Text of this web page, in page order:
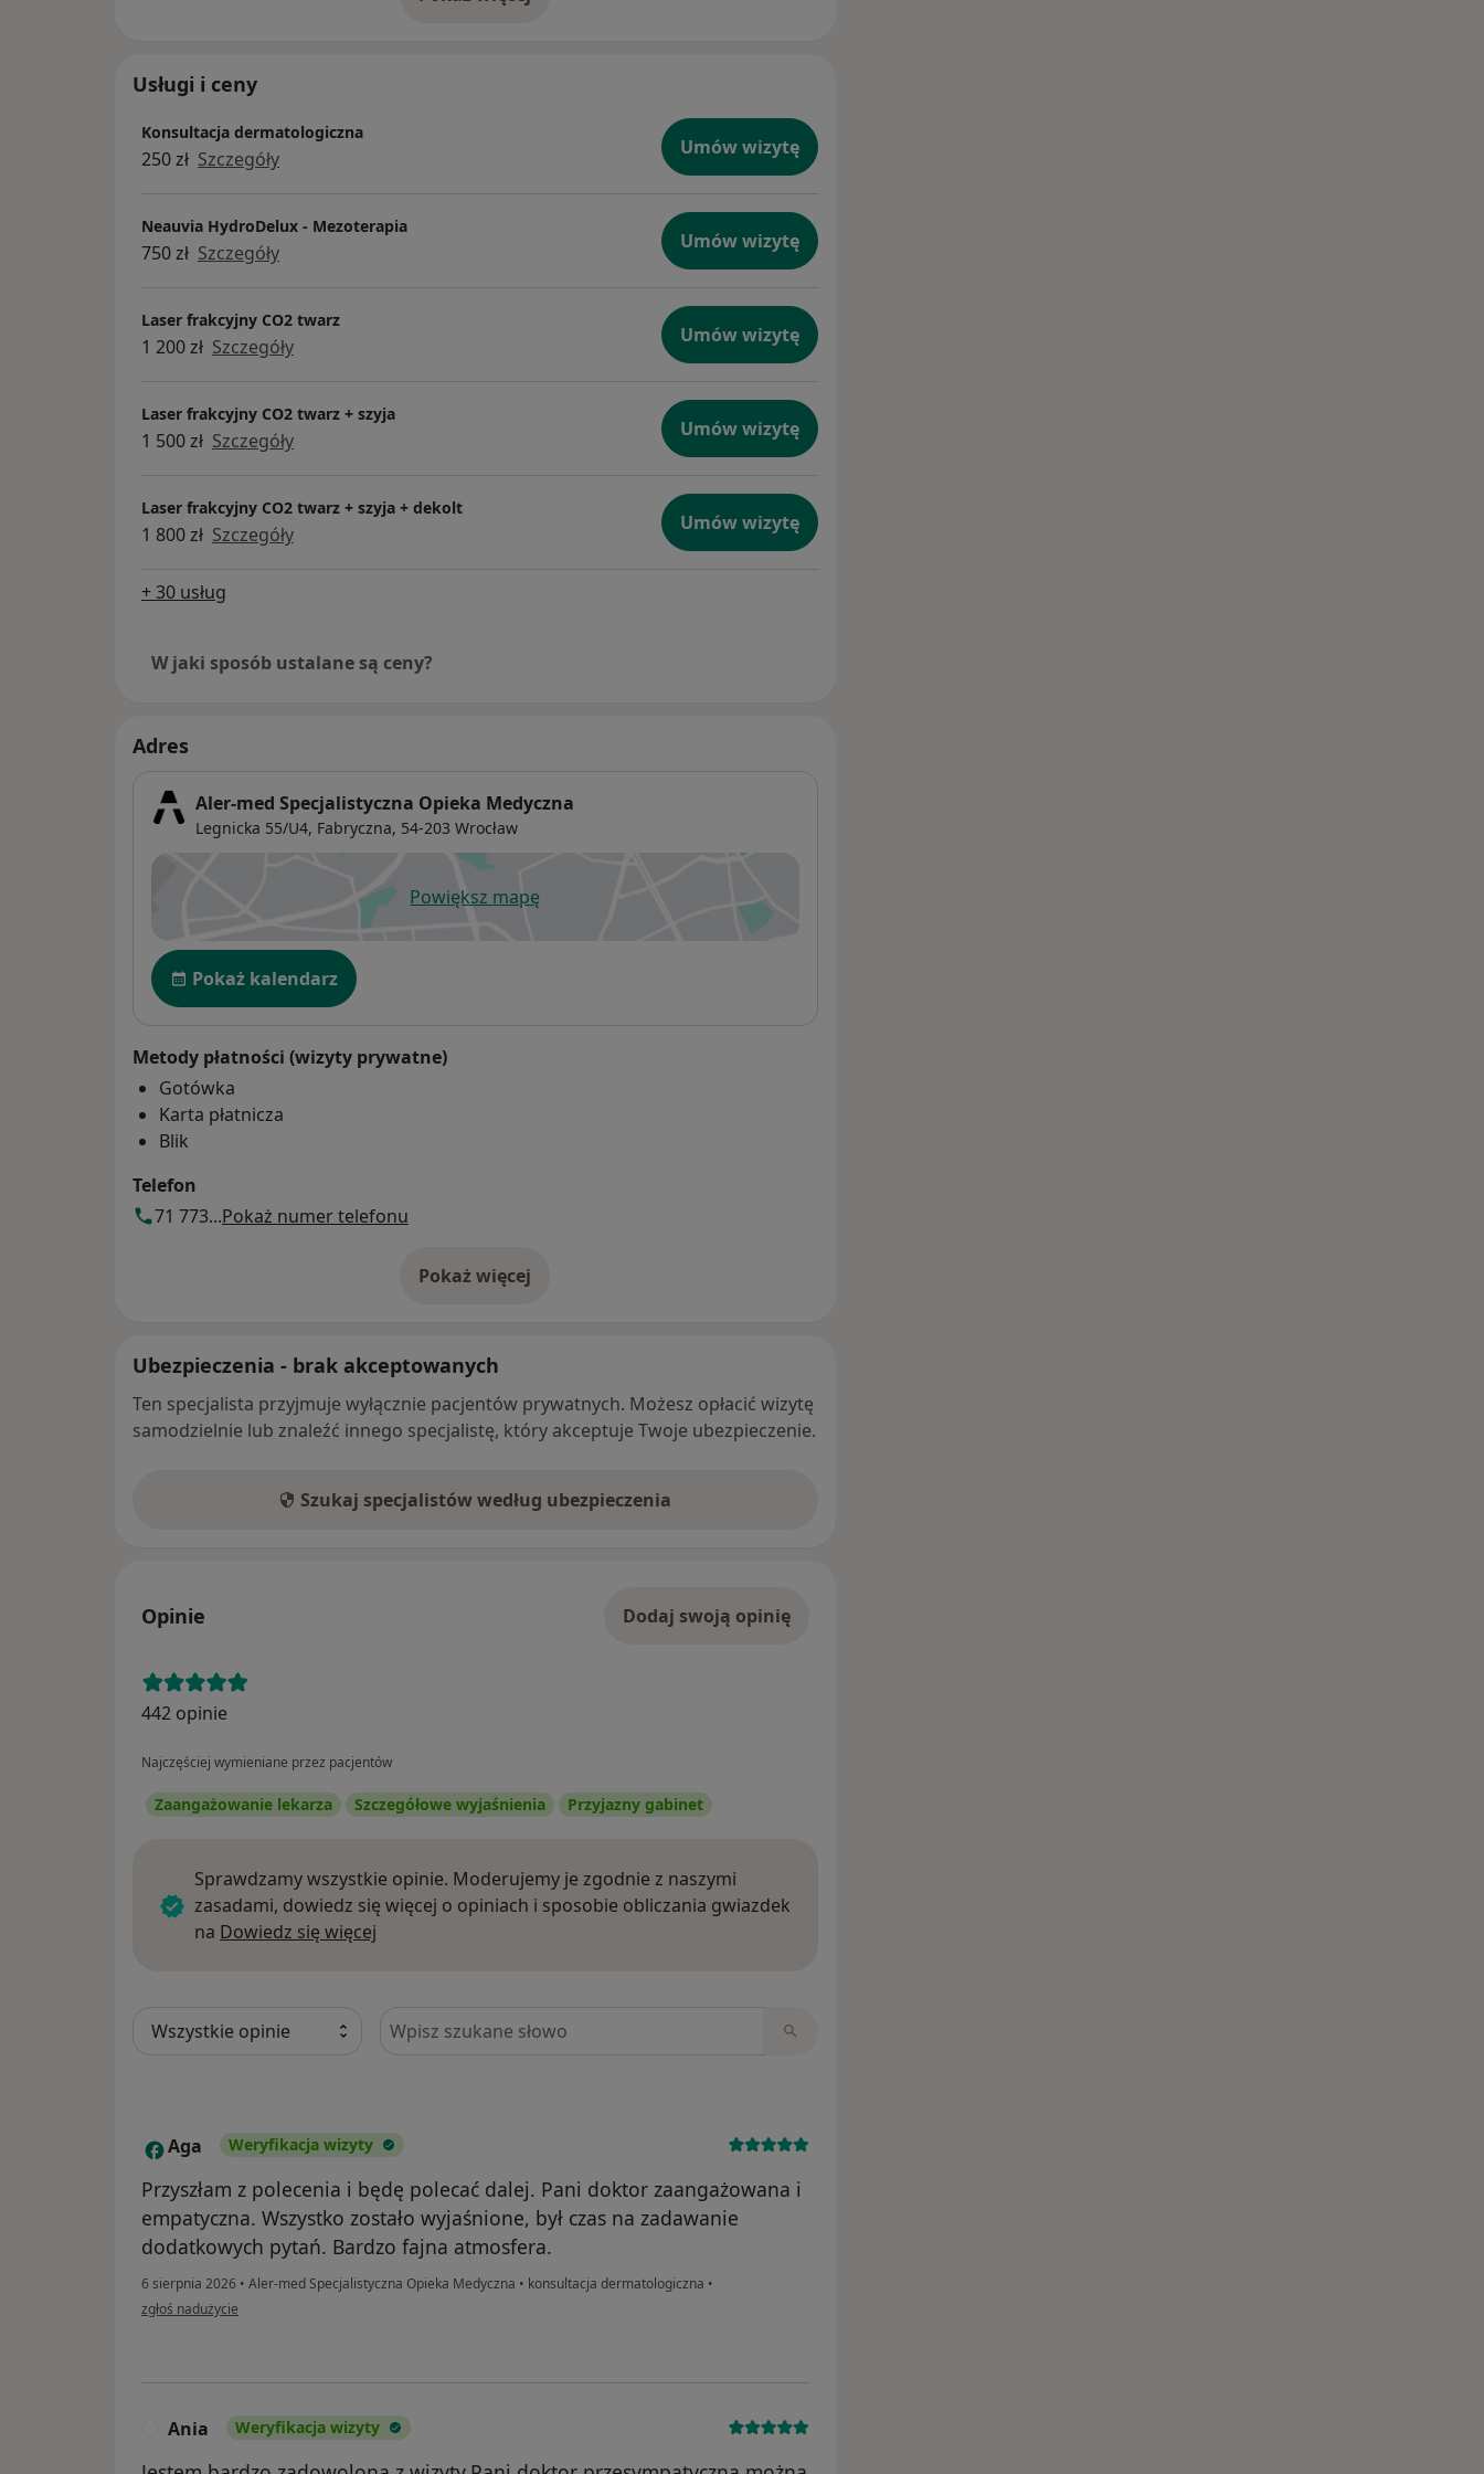
o doświadczeniu
Usługi i ceny
Konsultacja dermatologiczna
250 zł Szczegóły Umów wizytę
Neauvia HydroDelux - Mezoterapia
750 zł Szczegóły Umów wizytę
Laser frakcyjny CO2 twarz
1 200 zł Szczegóły Umów wizytę
Laser frakcyjny CO2 twarz + szyja
1 500 zł Szczegóły Umów wizytę
Laser frakcyjny CO2 twarz + szyja + dekolt
1 800 zł Szczegóły Umów wizytę
+ 30 usług
W jaki sposób ustalane są ceny?
Adres
Aler-med Specjalistyczna Opieka Medyczna
Legnicka 55/U4, Fabryczna, 54-203 Wrocław
Powiększ mapęotwiera się w nowej karcie
Dostępność
Pokaż kalendarz
Metody płatności (wizyty prywatne)
Gotówka
Karta płatnicza
Blik
Telefon
71 773...Pokaż numer telefonu
Pokaż więcej
o adresie
Ubezpieczenia - brak akceptowanych
Ten specjalista przyjmuje wyłącznie pacjentów prywatnych. Możesz opłacić wizytę
samodzielnie lub znaleźć innego specjalistę, który akceptuje Twoje ubezpieczenie.
Szukaj specjalistów według ubezpieczenia
Opinie Dodaj swoją opinię
442 opinie
Najczęściej wymieniane przez pacjentów
Zaangażowanie lekarza Szczegółowe wyjaśnienia Przyjazny gabinet
Sprawdzamy wszystkie opinie. Moderujemy je zgodnie z naszymi
zasadami, dowiedz się więcej o opiniach i sposobie obliczania gwiazdek
na Dowiedz się więcej
Szukaj w opiniach
A Aga Weryfikacja wizyty
Przyszłam z polecenia i będę polecać dalej. Pani doktor zaangażowana i
empatyczna. Wszystko zostało wyjaśnione, był czas na zadawanie
dodatkowych pytań. Bardzo fajna atmosfera.
6 sierpnia 2026 • Aler-med Specjalistyczna Opieka Medyczna • konsultacja dermatologiczna •
w opinii użytkownika Aga
zgłoś nadużycie
Ania Weryfikacja wizyty